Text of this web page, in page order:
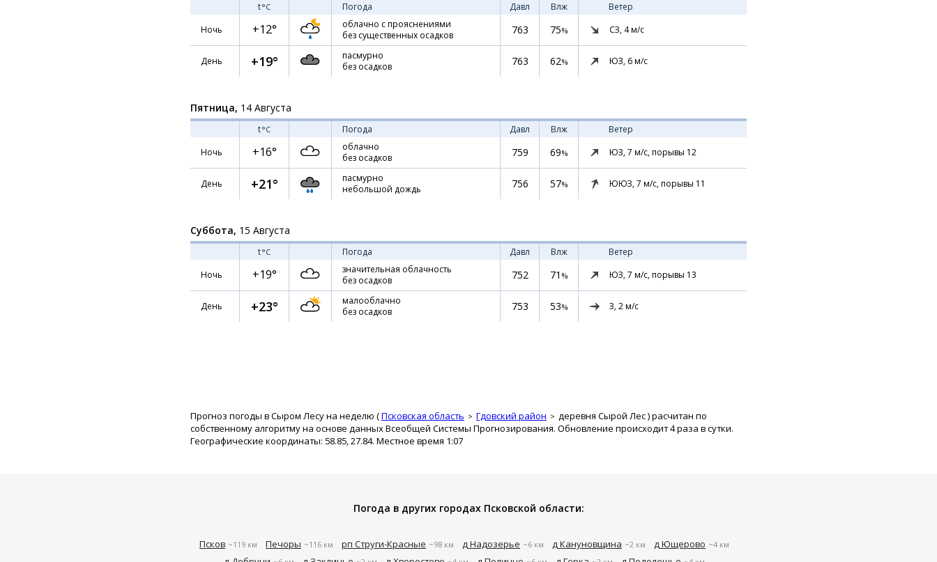
t°C Погода Давл Влж
Ветер
Ночь
+12°
облачно с прояснениями
без существенных осадков
763 75% СЗ, 4м/с
День +19°
пасмурно
без осадков
763 62% ЮЗ, 6м/с
Пятница, 14 Августа
t°C Погода Давл Влж
Ветер
Ночь
+16°
облачно
без осадков
759 69% ЮЗ, 7 м/с, порывы 12
День +21°
пасмурно
небольшой дождь
756 57% ЮЮЗ, 7 м/с, порывы 11
Суббота, 15 Августа
t°C Погода Давл Влж
Ветер
Ночь
+19°
значительная облачность
без осадков
752 71 % ЮЗ, 7 м/с, порывы 13
День +23°
малооблачно
без осадков
753 53% З, 2м/с
Прогноз погоды в Сыром Лесу на неделю (Псковская область Гдовский район деревня Сырой Лес) расчитан по
собственному алгоритму на основе данных Всеобщей Системы Прогнозирования. Обновление происходит 4 раза в сутки.
Географические координаты: 58.85, 27.84. Местное время 1:07
Погода в других городах Псковской области:
Псков ~119 км Печоры ~116 км рп Струги-Красные ~98 км д Надозерье ~6 км д Кануновщина ~2 км д Ющерово ~4 км